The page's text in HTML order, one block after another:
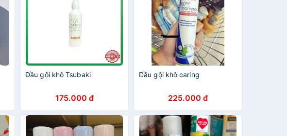
Dầu gội khô Tsubaki
175.000 đ
Dầu gội khô caring
225.000 đ